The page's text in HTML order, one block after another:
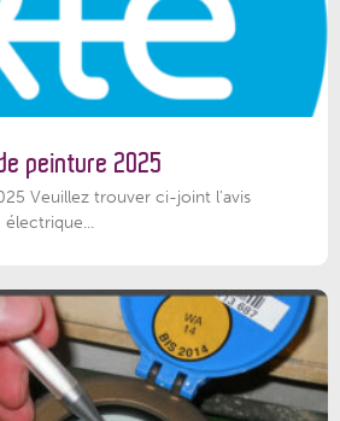
peinture 2025
Veuillez trouver ci-joint l'avis